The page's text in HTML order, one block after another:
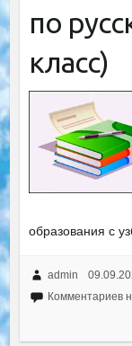
по
класс)
образования с
admin
Комментариев